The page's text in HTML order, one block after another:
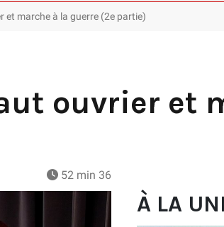
et marche à la guerre (2e partie)
ouvrier et
52 min 36
À LA